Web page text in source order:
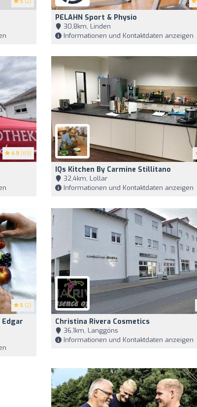
PELAHN Sport & Physio
30,8km, Linden
Informationen und Kontaktdaten anzeigen
4.9 (69)
IQs Kitchen By Carmine Stillitano
32,4km, Lollar
Informationen und Kontaktdaten anzeigen
5 (2)
Christina Rivera Cosmetics
36,1km, Langgöns
Informationen und Kontaktdaten anzeigen